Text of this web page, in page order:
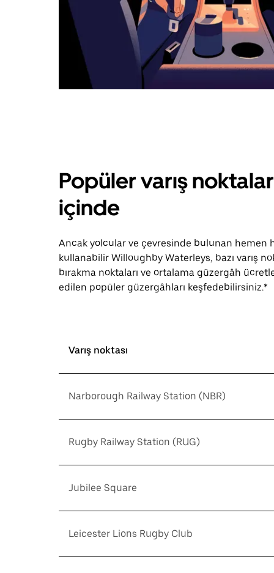
Popüler varış
içinde
Ancak yolcular ve çevresinde bulunan hemen
kullanabilir Willoughby Waterleys, bazı varış
bırakma noktaları ve ortalama güzergâh
edilen popüler güzergâhları keşfedebilirsiniz.*
Varış noktası
Narborough Railway Station (NBR)
Rugby Railway Station (RUG)
Jubilee Square
Leicester Lions Rugby Club